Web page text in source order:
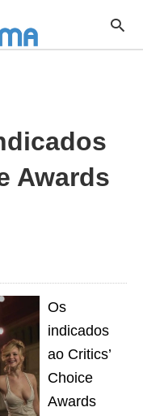
Awards
Os
indicados
ao Critics’
Choice
Awards